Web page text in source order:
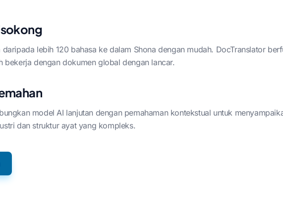
daripada lebih 120 bahasa ke dalam Shona dengan mudah. DocTranslator
bekerja dengan dokumen global dengan lancar.
model AI lanjutan dengan pemahaman kontekstual untuk
dan struktur ayat yang kompleks.